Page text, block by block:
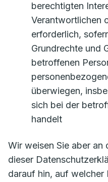
berechtigten
Verantwortlichen
erforderlich,
Grundrechte und
betroffenen
überwiegen,
sich bei der
handelt
Wir weisen Sie aber an
dieser
darauf hin, auf welcher